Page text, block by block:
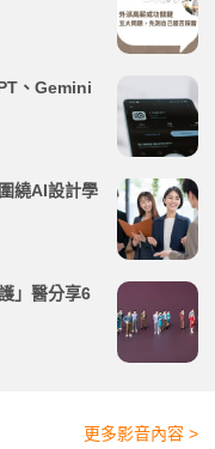
、Gemini
繞AI設計學
」醫分享6
更多影音內容 >